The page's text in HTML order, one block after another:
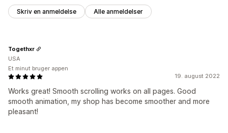
Skriv en anmeldelse Alle anmeldelser
19. august 2022
Works great! Smooth scrolling works on all pages. Good
smooth animation, my shop has become smoother and more
pleasant!
Togethxr
USA
Et minut bruger appen